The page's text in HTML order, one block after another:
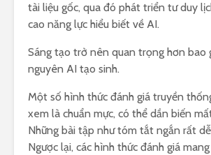
tài liệu gốc, qua đó phát triển tư duy
cao năng lực hiểu biết về AI.
Sáng tạo trở nên quan trọng hơn bao
nguyên AI tạo sinh.
Một số hình thức đánh giá truyền
xem là chuẩn mực, có thể dần biến
Những bài tập như tóm tắt ngắn rất
Ngược lại, các hình thức đánh giá